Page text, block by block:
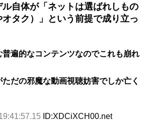
自体が「ネットは選ばれしもの
オタク）」という前提で成り立っ
遍的なコンテンツなのでこれも崩れ
だの邪魔な動画視聴妨害でしか亡く
ID:XDCiXCH00.net